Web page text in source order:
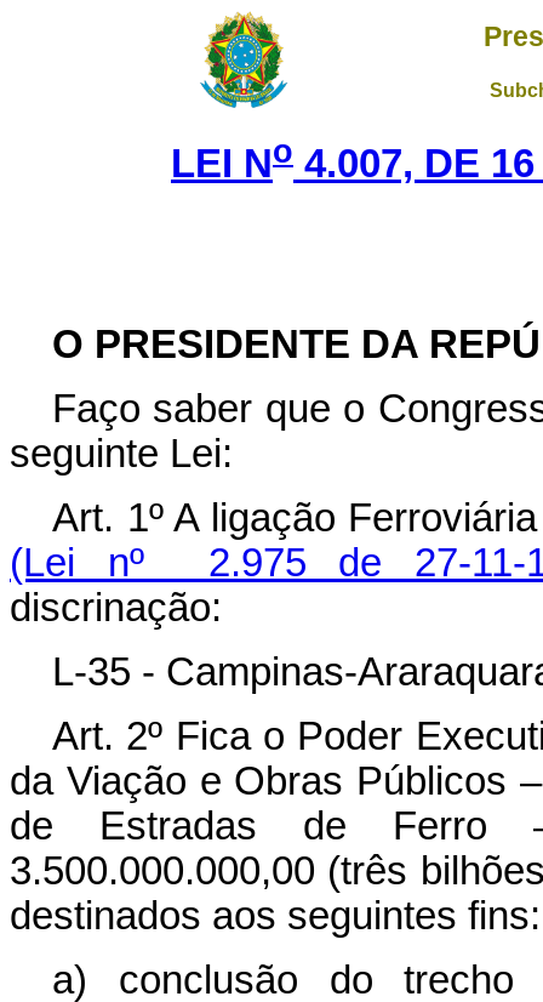
LEI No 4.007, DE
O PRESIDENTE DA
Faço saber que o
seguinte Lei:
Art. 1º A ligação
(Lei nº 2.975 de 27-11-
discrinação:
L-35 - Campinas-
Art. 2º Fica o Poder
da Viação e Obras Públicos
de Estradas de Ferro
3.500.000.000,00 (três
destinados aos seguintes fins:
a) conclusão do trecho